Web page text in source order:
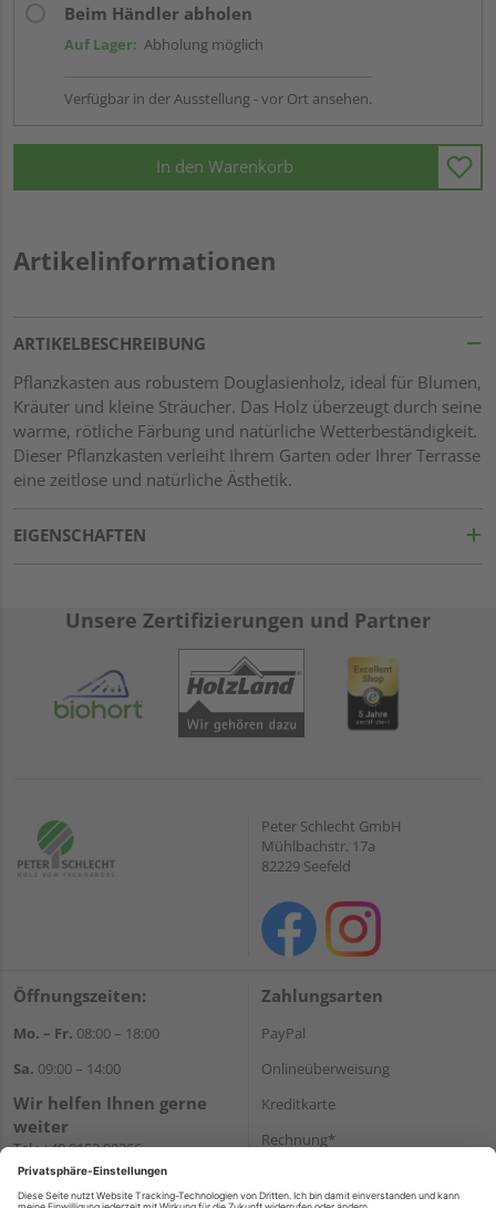
Beim Händler abholen
Auf Lager: Abholung möglich
Verfügbar in der Ausstellung - vor Ort ansehen.
In den Warenkorb
Artikelinformationen
ARTIKELBESCHREIBUNG
Pflanzkasten aus robustem Douglasienholz, ideal für Blumen,
Kräuter und kleine Sträucher. Das Holz überzeugt durch seine
warme, rötliche Färbung und natürliche Wetterbeständigkeit.
Dieser Pflanzkasten verleiht Ihrem Garten oder Ihrer Terrasse
eine zeitlose und natürliche Ästhetik.
EIGENSCHAFTEN
Unsere Zertifizierungen und Partner
Peter Schlecht GmbH
Mühlbachstr. 17a
82229 Seefeld
Öffnungszeiten:
Mo. – Fr. 08:00 – 18:00
Sa. 09:00 – 14:00
Wir helfen Ihnen gerne
weiter
Tel.:+49 8152 99266
E-Mail:shop@schlecht.de
Zahlungsarten
PayPal
Onlineüberweisung
Kreditkarte
Rechnung*